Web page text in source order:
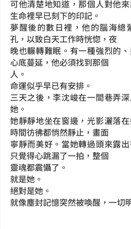
可他清楚地知道，那個人對他
生命裡早已刻下的印記。
夢醒後的數日裡，他的腦海總
孔，以致白天工作時恍惚，夜
晚也輾轉難眠。有一種強烈的
心底蔓延，他必須找到那個
人。
命運似乎早已有安排。
三天之後，李沈峻在一間巷弄
她。
她靜靜地坐在窗邊，光影灑落
時間彷彿都悄然靜止，畫面
寧靜而美好。當她轉過頭來露
只覺得心跳漏了一拍，整個
靈魂都震懾了。
就是她。
絕對是她。
就像塵封記憶突然被喚醒，一切